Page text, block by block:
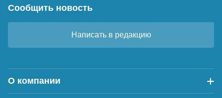
Сообщить новость
Написать в редакцию
О компании